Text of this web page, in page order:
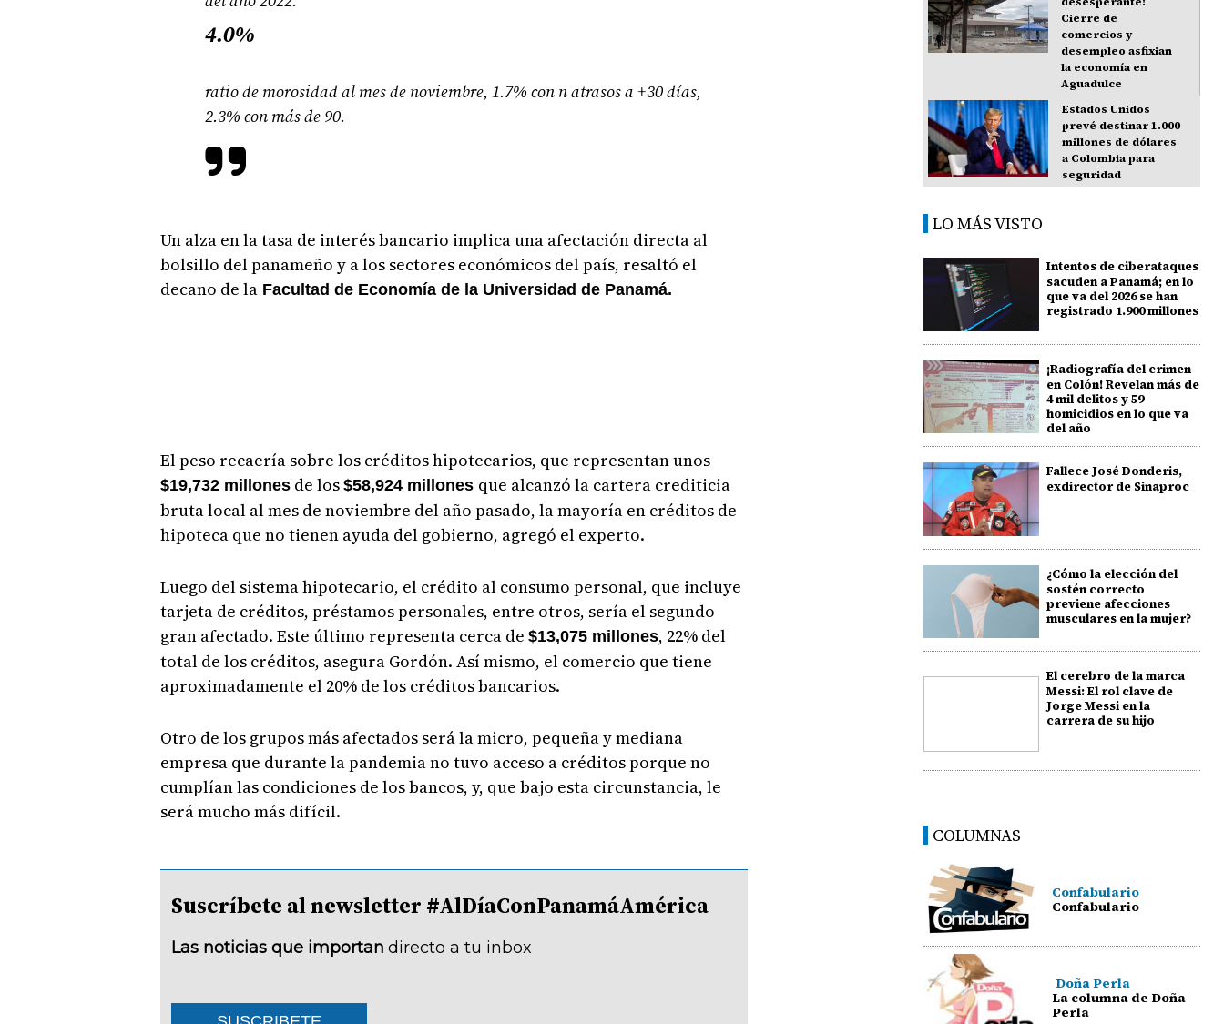
4.0%
ratio de morosidad al mes de noviembre, 1.7% con n atrasos a +30 días,
2.3% con más de 90.
Un alza en la tasa de interés bancario implica una afectación directa al
bolsillo del panameño y a los sectores económicos del país, resaltó el
decano de laFacultad de Economía de la Universidad de Panamá.
El peso recaería sobre los créditos hipotecarios, que representan unos
$19,732 millonesde los $58,924 millones que alcanzó la cartera crediticia
bruta local al mes de noviembre del año pasado, la mayoría en créditos de
hipoteca que no tienen ayuda del gobierno, agregó el experto.
Luego del sistema hipotecario, el crédito al consumo personal, que incluye
tarjeta de créditos, préstamos personales, entre otros, sería el segundo
gran afectado. Este último representa cerca de $13,075 millones, 22% del
total de los créditos, asegura Gordón. Así mismo, el comercio que tiene
aproximadamente el 20% de los créditos bancarios.
Otro de los grupos más afectados será la micro, pequeña y mediana
empresa que durante la pandemia no tuvo acceso a créditos porque no
cumplían las condiciones de los bancos, y, que bajo esta circunstancia, le
será mucho más difícil.
Suscríbete al newsletter #AlDíaConPanamáAmérica
Las noticias que importan directo a tu inbox
Cierre de
comercios y
desempleo asfixian
la economía en
Aguadulce
Estados Unidos
prevé destinar 1.000
millones de dólares
a Colombia para
seguridad
LO MÁS VISTO
Intentos de ciberataques
sacuden a Panamá; en lo
que va del 2026 se han
registrado 1.900 millones
¡Radiografía del crimen
en Colón! Revelan más de
4 mil delitos y 59
homicidios en lo que va
del año
Fallece José Donderis,
exdirector de Sinaproc
¿Cómo la elección del
sostén correcto
previene afecciones
musculares en la mujer?
El cerebro de la marca
Messi: El rol clave de
Jorge Messi en la
carrera de su hijo
COLUMNAS
Confabulario
Confabulario
Doña Perla
La columna de Doña
Perla